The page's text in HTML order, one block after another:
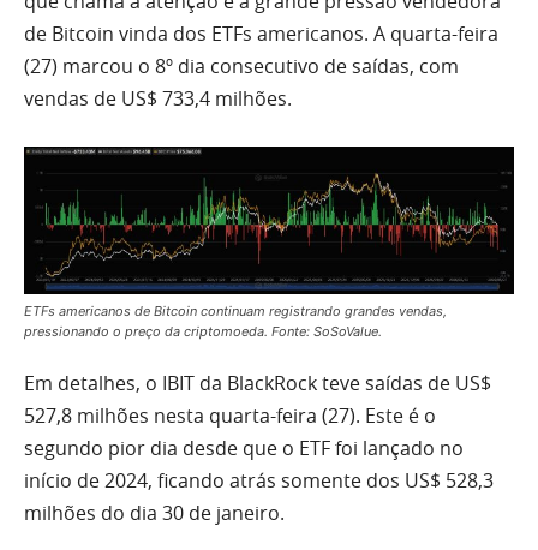
de Bitcoin vinda dos ETFs americanos. A quarta-feira
(27) marcou o 8º dia consecutivo de saídas, com
vendas de US$ 733,4 milhões.
ETFs americanos de Bitcoin continuam registrando grandes vendas,
pressionando o preço da criptomoeda. Fonte: SoSoValue.
Em detalhes, o IBIT da BlackRock teve saídas de US$
527,8 milhões nesta quarta-feira (27). Este é o
segundo pior dia desde que o ETF foi lançado no
início de 2024, ficando atrás somente dos US$ 528,3
milhões do dia 30 de janeiro.